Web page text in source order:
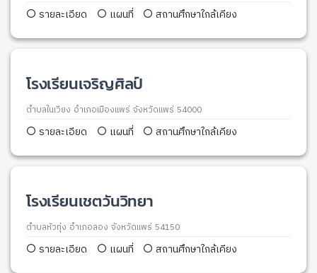
รายละเอียด แผนที่ สถานศึกษาใกล้เคียง
โรงเรียนเจริญศิลป์
ตำบลในเวียง อำเภอเมืองแพร่ จังหวัดแพร่ 54000
รายละเอียด แผนที่ สถานศึกษาใกล้เคียง
โรงเรียนเชตวันวิทยา
ตำบลหัวทุ่ง อำเภอลอง จังหวัดแพร่ 54150
รายละเอียด แผนที่ สถานศึกษาใกล้เคียง